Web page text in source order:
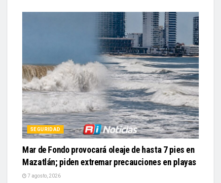
SEGURIDAD
Mar de Fondo provocará oleaje de hasta 7 pies en
Mazatlán; piden extremar precauciones en playas
7 agosto, 2026